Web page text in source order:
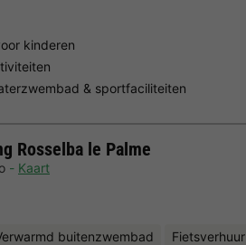
kinderen
& sportfaciliteiten
Rosselba le Palme
Kaart
buitenzwembad Fietsverhuur